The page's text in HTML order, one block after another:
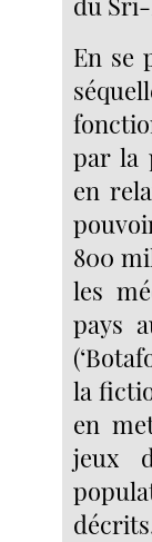
En se
par la
en
800
les
pays
la
en
jeux